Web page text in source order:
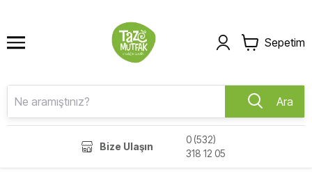
Sepetim
Ara
Bize Ulaşın
0 (532)
318 12 05